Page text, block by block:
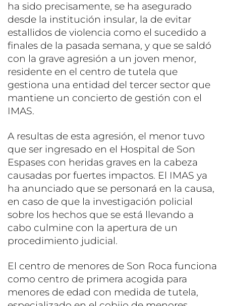
ha sido precisamente, se ha asegurado
desde la institución insular, la de evitar
estallidos de violencia como el sucedido a
finales de la pasada semana, y que se saldó
con la grave agresión a un joven menor,
residente en el centro de tutela que
gestiona una entidad del tercer sector que
mantiene un concierto de gestión con el
IMAS.
A resultas de esta agresión, el menor tuvo
que ser ingresado en el Hospital de Son
Espases con heridas graves en la cabeza
causadas por fuertes impactos. El IMAS ya
ha anunciado que se personará en la causa,
en caso de que la investigación policial
sobre los hechos que se está llevando a
cabo culmine con la apertura de un
procedimiento judicial.
El centro de menores de Son Roca funciona
como centro de primera acogida para
menores de edad con medida de tutela,